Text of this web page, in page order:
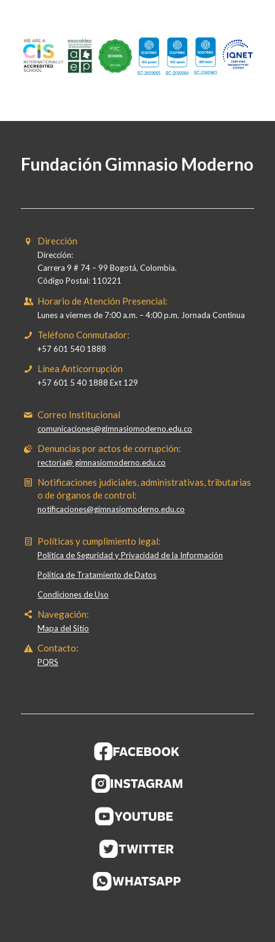
Fundación Gimnasio Moderno
Dirección
Dirección:
Carrera 9 # 74 – 99 Bogotá, Colombia.
Código Postal: 110221
Horario de Atención Presencial:
Lunes a viernes de 7:00 a.m. – 4:00 p.m. Jornada Continua
Teléfono Conmutador:
+57 601 540 1888
Línea Anticorrupción
+57 601 5 40 1888 Ext 129
Correo Institucional
comunicaciones@gimnasiomoderno.edu.co
Denuncias por actos de corrupción:
rectoria@ gimnasiomoderno.edu.co
Notificaciones judiciales, administrativas, tributarias
o de órganos de control:
notificaciones@gimnasiomoderno.edu.co
Políticas y cumplimiento legal:
Política de Seguridad y Privacidad de la Información
Política de Tratamiento de Datos
Condiciones de Uso
Navegación:
Mapa del Sitio
Contacto:
PQRS